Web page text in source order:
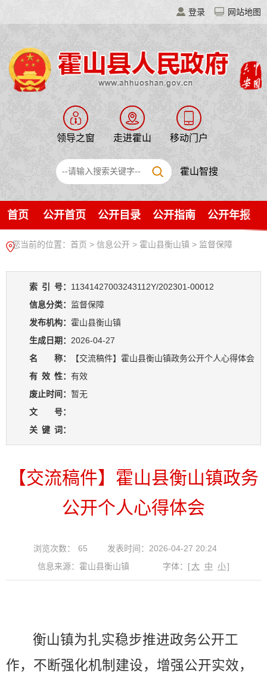
登录 网站地图
领导之窗 走进霍山 移动门户
霍山智搜
首页 公开首页 公开目录 公开指南 公开年报
您当前的位置： 首页 > 信息公开 > 霍山县衡山镇 > 监督保障
索 引 号： 11341427003243112Y/202301-00012
信息分类： 监督保障
发布机构： 霍山县衡山镇
生成日期： 2026-04-27
名 称：
【交流稿件】霍山县衡山镇政务公开个人心得体会
有 效 性： 有效
废止时间： 暂无
文 号：
关 键 词：
【交流稿件】霍山县衡山镇政务
公开个人心得体会
浏览次数： 65
发表时间：2026-04-27 20:24
信息来源：霍山县衡山镇
字体： [大 中 小]
衡山镇为扎实稳步推进政务公开工
作，不断强化机制建设，增强公开实效，